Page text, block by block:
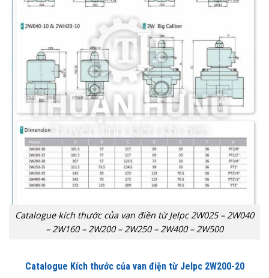
Catalogue kích thước của van điền từ Jelpc 2W025 – 2W040
– 2W160 – 2W200 – 2W250 – 2W400 – 2W500
Catalogue Kích thước của van điện từ Jelpc 2W200-20